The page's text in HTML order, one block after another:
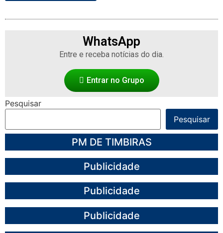
WhatsApp
Entre e receba notícias do dia.
Entrar no Grupo
Pesquisar
Pesquisar
PM DE TIMBIRAS
Publicidade
Publicidade
Publicidade